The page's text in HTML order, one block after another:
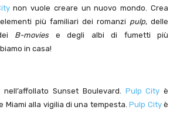
non vuole creare un nuovo mondo. Crea
più familiari dei romanzi pulp, delle
B-movies e degli albi di fumetti più
in casa!
Sunset Boulevard. Pulp City è
Miami alla vigilia di una tempesta.Pulp Cityè